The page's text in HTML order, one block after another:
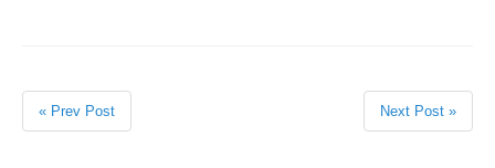
« Prev Post Next Post »